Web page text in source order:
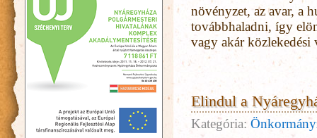
növényzet, az avar, a
továbbhaladni, így
vagy akár közlekedési
Elindul a
Kategória: